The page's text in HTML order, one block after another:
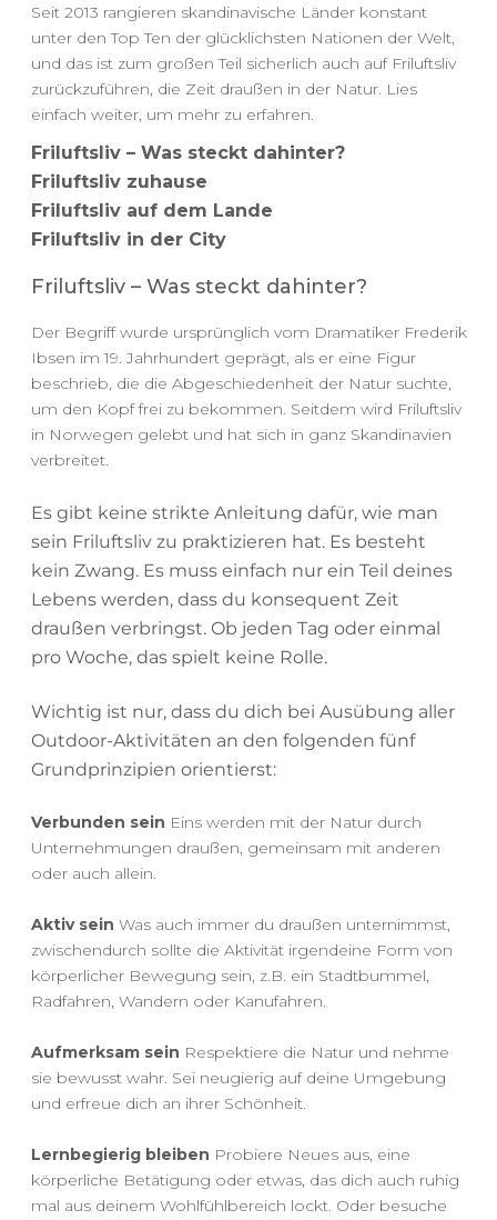
Seit 2013 rangieren skandinavische Länder konstant
unter den Top Ten der glücklichsten Nationen der Welt,
und das ist zum großen Teil sicherlich auch auf Friluftsliv
zurückzuführen, die Zeit draußen in der Natur. Lies
einfach weiter, um mehr zu erfahren.
Friluftsliv – Was steckt dahinter?
Friluftsliv zuhause
Friluftsliv auf dem Lande
Friluftsliv in der City
Friluftsliv – Was steckt dahinter?
Der Begriff wurde ursprünglich vom Dramatiker Frederik
Ibsen im 19. Jahrhundert geprägt, als er eine Figur
beschrieb, die die Abgeschiedenheit der Natur suchte,
um den Kopf frei zu bekommen. Seitdem wird Friluftsliv
in Norwegen gelebt und hat sich in ganz Skandinavien
verbreitet.
Es gibt keine strikte Anleitung dafür, wie man
sein Friluftsliv zu praktizieren hat. Es besteht
kein Zwang. Es muss einfach nur ein Teil deines
Lebens werden, dass du konsequent Zeit
draußen verbringst. Ob jeden Tag oder einmal
pro Woche, das spielt keine Rolle.
Wichtig ist nur, dass du dich bei Ausübung aller
Outdoor-Aktivitäten an den folgenden fünf
Grundprinzipien orientierst:
Verbunden sein Eins werden mit der Natur durch
Unternehmungen draußen, gemeinsam mit anderen
oder auch allein.
Aktiv sein Was auch immer du draußen unternimmst,
zwischendurch sollte die Aktivität irgendeine Form von
körperlicher Bewegung sein, z.B. ein Stadtbummel,
Radfahren, Wandern oder Kanufahren.
Aufmerksam sein Respektiere die Natur und nehme
sie bewusst wahr. Sei neugierig auf deine Umgebung
und erfreue dich an ihrer Schönheit.
Lernbegierig bleiben Probiere Neues aus, eine
körperliche Betätigung oder etwas, das dich auch ruhig
mal aus deinem Wohlfühlbereich lockt. Oder besuche